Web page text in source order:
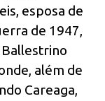
esposa de
de 1947,
além de
Careaga,